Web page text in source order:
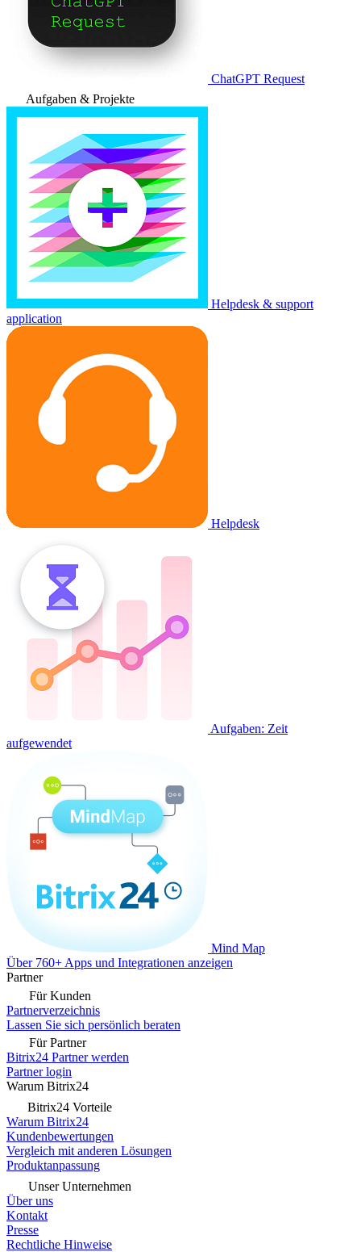
ChatGPT Request
Aufgaben & Projekte
Helpdesk & support
application
Helpdesk
Aufgaben: Zeit
aufgewendet
Mind Map
Über 760+ Apps und Integrationen anzeigen
Partner
Für Kunden
Partnerverzeichnis
Lassen Sie sich persönlich beraten
Für Partner
Bitrix24 Partner werden
Partner login
Warum Bitrix24
Bitrix24 Vorteile
Warum Bitrix24
Kundenbewertungen
Vergleich mit anderen Lösungen
Produktanpassung
Unser Unternehmen
Über uns
Kontakt
Presse
Rechtliche Hinweise